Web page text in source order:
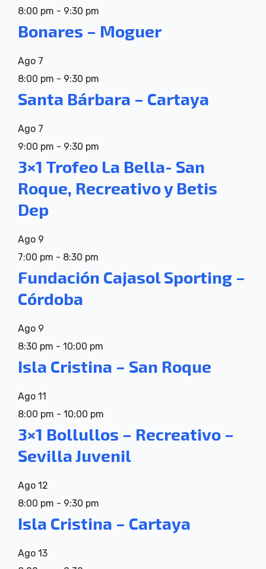
8:00 pm - 9:30 pm
Bonares – Moguer
Ago 7
8:00 pm - 9:30 pm
Santa Bárbara – Cartaya
Ago 7
9:00 pm - 9:30 pm
3×1 Trofeo La Bella- San
Roque, Recreativo y Betis
Dep
Ago 9
7:00 pm - 8:30 pm
Fundación Cajasol Sporting –
Córdoba
Ago 9
8:30 pm - 10:00 pm
Isla Cristina – San Roque
Ago 11
8:00 pm - 10:00 pm
3×1 Bollullos – Recreativo –
Sevilla Juvenil
Ago 12
8:00 pm - 9:30 pm
Isla Cristina – Cartaya
Ago 13